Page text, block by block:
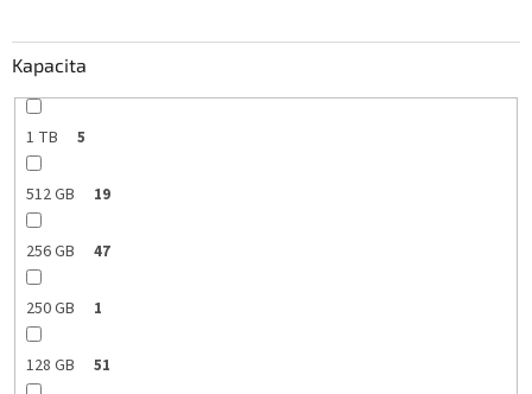
Kapacita
1 TB 5
512 GB 19
256 GB 47
250 GB 1
128 GB 51